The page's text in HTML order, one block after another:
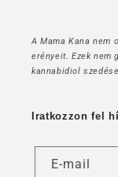
A Mama Kana nem
erényeit. Ezek nem
kannabidiol
Iratkozzon fel
E-mail